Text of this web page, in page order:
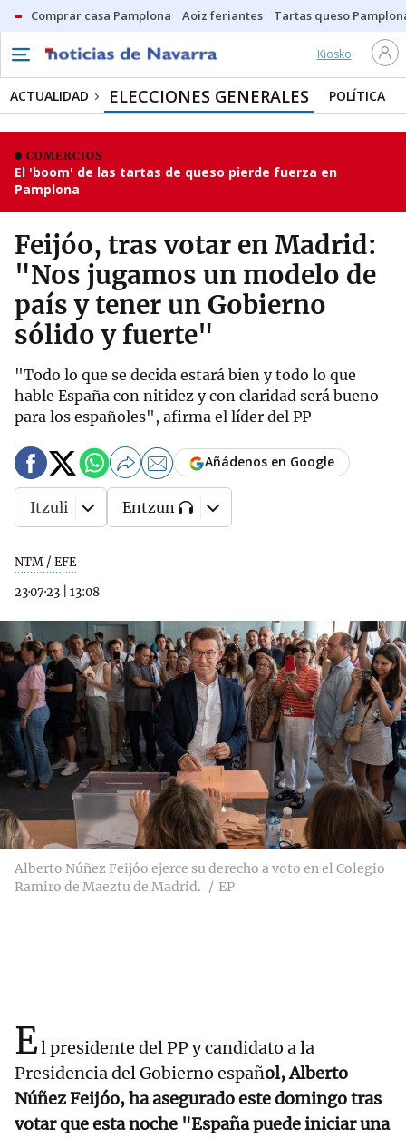
Comprar casa Pamplona Aoiz feriantes Tartas queso
Kiosko
ACTUALIDAD ELECCIONES GENERALES POLÍTICA
COMERCIOS
El 'boom' de las tartas de queso pierde fuerza en
Pamplona
Feijóo, tras votar en Madrid:
"Nos jugamos un modelo de
país y tener un Gobierno
sólido y fuerte"
"Todo lo que se decida estará bien y todo lo que
hable España con nitidez y con claridad será bueno
para los españoles", afirma el líder del PP
NTM / EFE
23·07·23
13:08
Añádenos en Google
Itzuli Entzun
Alberto Núñez Feijóo ejerce su derecho a voto en el Colegio
Ramiro de Maeztu de Madrid.
EP
El presidente del PP y candidato a la
Presidencia del Gobierno español, Alberto
Núñez Feijóo, ha asegurado este domingo tras
votar que esta noche "España puede iniciar una